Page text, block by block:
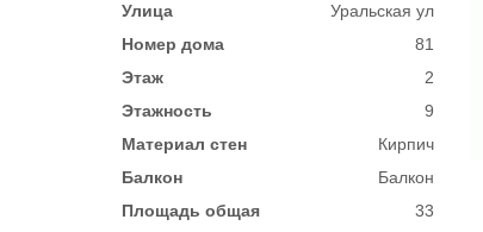
Улица
Уральская ул
Номер дома
81
Этаж
2
Этажность
9
Материал стен
Кирпич
Балкон
Балкон
Площадь общая
33